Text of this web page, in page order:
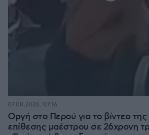
Οργή στο Περού για το βίντεο
επίθεσης μαέστρου σε 26χρονη
07.08.2026, 07:16